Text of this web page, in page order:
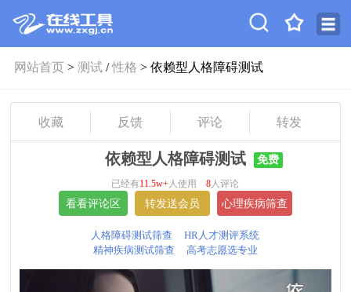
网站首页> 测试 /性格 > 依赖型人格障碍测试
收藏 反馈 评论 转发
依赖型人格障碍测试 免费
已经有11.5w+人使用 8人评论
人格障碍测试筛查
HR人才测评系统
精神疾病测试筛查
高考志愿选专业